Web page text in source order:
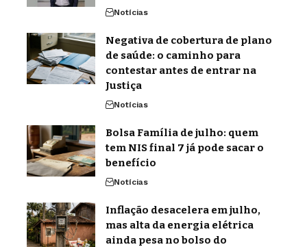
Notícias
Negativa de cobertura de plano
de saúde: o caminho para
contestar antes de entrar na
Justiça
Notícias
Bolsa Família de julho: quem
tem NIS final 7 já pode sacar o
benefício
Notícias
Inflação desacelera em julho,
mas alta da energia elétrica
ainda pesa no bolso do